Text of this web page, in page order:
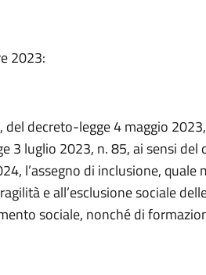
2023:
del decreto-legge 4 maggio
3 luglio 2023, n. 85, ai sensi del
l’assegno di inclusione, quale
e all’esclusione sociale
sociale, nonché di